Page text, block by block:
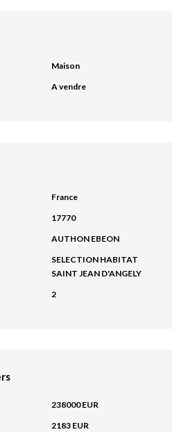
Maison
A vendre
France
17770
AUTHON EBEON
SELECTION HABITAT
SAINT JEAN D'ANGELY
2
238000 EUR
2183 EUR